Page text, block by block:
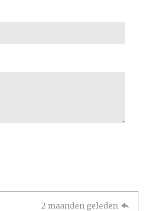
2 maanden geleden